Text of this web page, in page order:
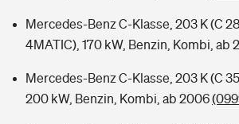
Mercedes-Benz C-Klasse, 203 K (C
4MATIC), 170 kW, Benzin, Kombi, ab
Mercedes-Benz C-Klasse, 203 K (C
200 kW, Benzin, Kombi, ab 2006